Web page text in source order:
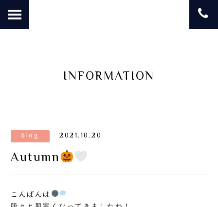
INFORMATION
2021.10.20
blog
Autumn
こんばんは